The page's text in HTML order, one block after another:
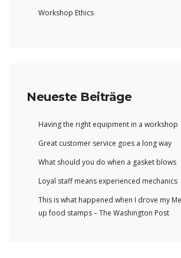
Workshop Ethics
Neueste Beiträge
Having the right equipment in a workshop
Great customer service goes a long way
What should you do when a gasket blows
Loyal staff means experienced mechanics
This is what happened when I drove my
up food stamps – The Washington Post